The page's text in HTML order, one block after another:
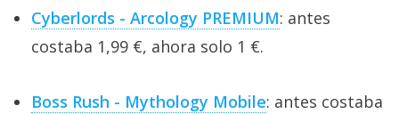
Cyberlords - Arcology PREMIUM: antes
costaba 1,99 €, ahora solo 1 €.
Boss Rush - Mythology Mobile: antes costaba